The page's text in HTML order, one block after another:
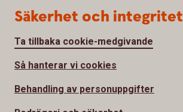
Säkerhet och integritet
Ta tillbaka cookie-medgivande
Så hanterar vi cookies
Behandling av personuppgifter